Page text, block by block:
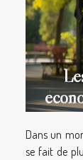
Dans un
se fait de